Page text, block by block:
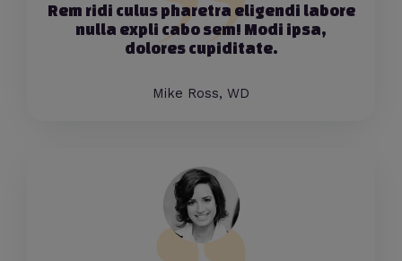
Rem ridi culus pharetra eligendi labore
nulla expli cabo sem! Modi ipsa,
dolores cupiditate.
Mike Ross, WD